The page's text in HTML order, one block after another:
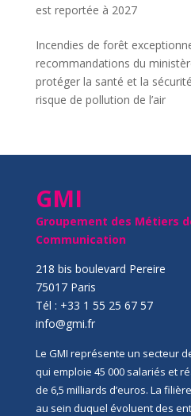
est reportée à 2027
Incendies de forêt
recommandations du
protéger la santé et la
risque de pollution de l’air
GMI
Groupement des Métiers
Communication
218 bis boulevard Pereire
75017 Paris
Tél : +33 1 55 25 67 57
info@gmi.fr
Le GMI représente un secteur
qui emploie 45 000 salariés et
de 6,5 milliards d’euros. La
au sein duquel évoluent des